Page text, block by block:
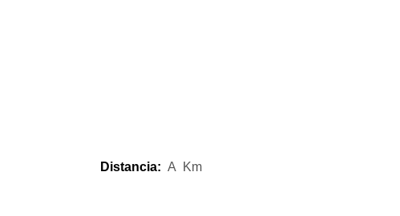
Distancia: A Km